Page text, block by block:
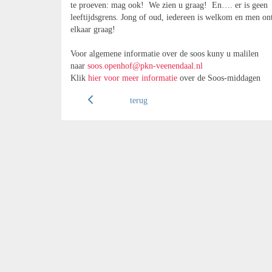
te proeven: mag ook! We zien u graag! En…. er is geen
leeftijdsgrens. Jong of oud, iedereen is welkom en men
elkaar graag!
Voor algemene informatie over de soos kuny u malilen
naar soos.openhof@pkn-veenendaal.nl
Klik hier voor meer informatie over de Soos-middagen
terug